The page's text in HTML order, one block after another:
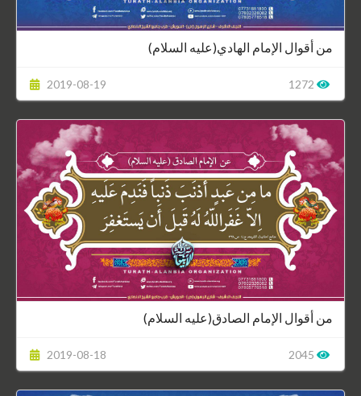
من أقوال الإمام الهادي(عليه السلام)
2019-08-19
من أقوال الإمام الصادق(عليه السلام)
2019-08-18